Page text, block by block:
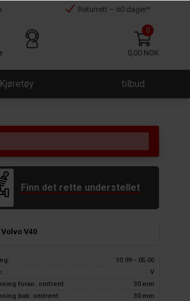
Returrett – 60 dager*
0
0,00 NOK
tilbud
Finn det rette understellet
V40
10.99 - 05.00
V
foran: omtrent
30 mm
bak: omtrent
30 mm